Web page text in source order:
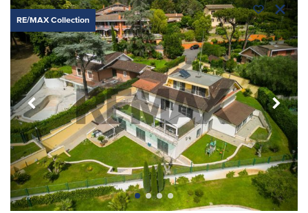
RE/MAX Collection